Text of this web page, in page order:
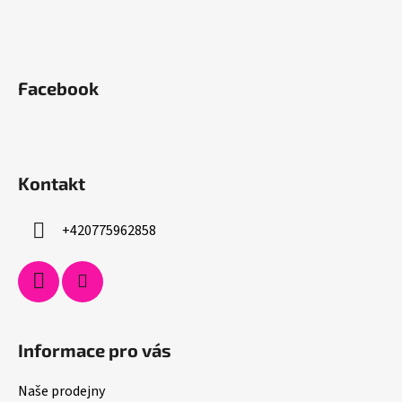
Facebook
Kontakt
+420775962858
Informace pro vás
Naše prodejny